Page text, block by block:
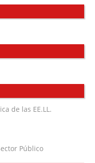
de las EE.LL.
Público